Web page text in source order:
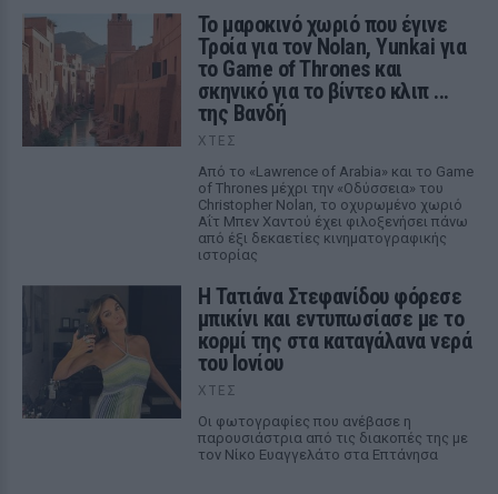
Το μαροκινό χωριό που έγινε
Τροία για τον Nolan, Yunkai για
το Game of Thrones και
σκηνικό για το βίντεο κλιπ ...
της Βανδή
ΧΤΕΣ
Από το «Lawrence of Arabia» και το Game
of Thrones μέχρι την «Οδύσσεια» του
Christopher Nolan, το οχυρωμένο χωριό
Αΐτ Μπεν Χαντού έχει φιλοξενήσει πάνω
από έξι δεκαετίες κινηματογραφικής
ιστορίας
Η Τατιάνα Στεφανίδου φόρεσε
μπικίνι και εντυπωσίασε με το
κορμί της στα καταγάλανα νερά
του Ιονίου
ΧΤΕΣ
Οι φωτογραφίες που ανέβασε η
παρουσιάστρια από τις διακοπές της με
τον Νίκο Ευαγγελάτο στα Επτάνησα